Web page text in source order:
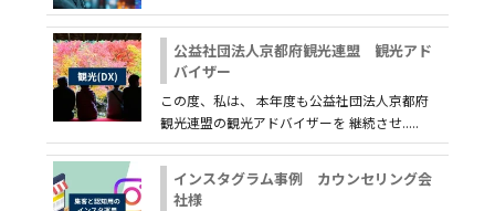
公益社団法人京都府観光連盟 観光アド
バイザー
この度、私は、 本年度も公益社団法人京都府
観光連盟の観光アドバイザーを 継続させ.....
インスタグラム事例 カウンセリング会
社様